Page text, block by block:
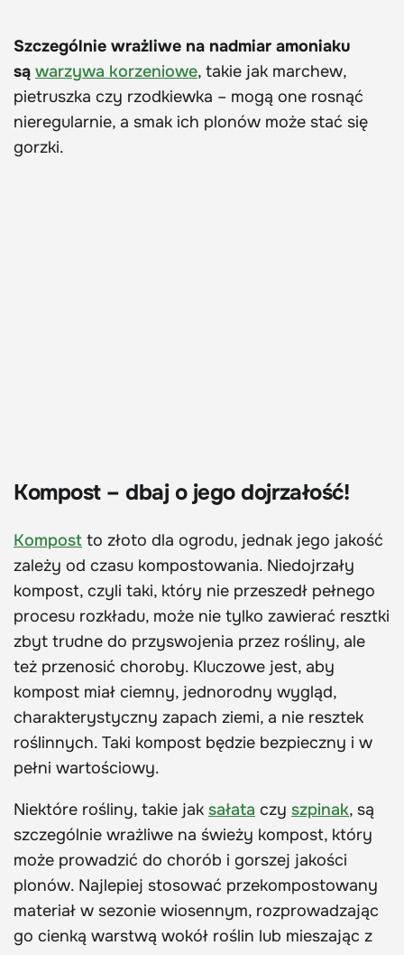
Szczególnie wrażliwe na nadmiar amoniaku
są warzywa korzeniowe, takie jak marchew,
pietruszka czy rzodkiewka – mogą one rosnąć
nieregularnie, a smak ich plonów może stać się
gorzki.
Kompost – dbaj o jego dojrzałość!
Kompost to złoto dla ogrodu, jednak jego jakość
zależy od czasu kompostowania. Niedojrzały
kompost, czyli taki, który nie przeszedł pełnego
procesu rozkładu, może nie tylko zawierać resztki
zbyt trudne do przyswojenia przez rośliny, ale
też przenosić choroby. Kluczowe jest, aby
kompost miał ciemny, jednorodny wygląd,
charakterystyczny zapach ziemi, a nie resztek
roślinnych. Taki kompost będzie bezpieczny i w
pełni wartościowy.
Niektóre rośliny, takie jak sałata czy szpinak, są
szczególnie wrażliwe na świeży kompost, który
może prowadzić do chorób i gorszej jakości
plonów. Najlepiej stosować przekompostowany
materiał w sezonie wiosennym, rozprowadzając
go cienką warstwą wokół roślin lub mieszając z